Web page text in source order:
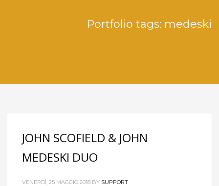
Portfolio tags: medeski
JOHN SCOFIELD & JOHN
MEDESKI DUO
VENERDÌ, 25 MAGGIO 2018 BY SUPPORT